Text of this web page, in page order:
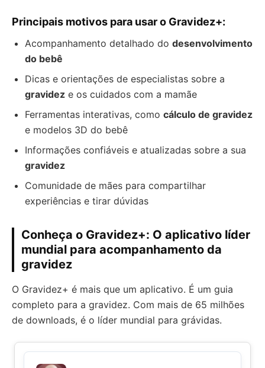
Principais motivos para usar o Gravidez+:
Acompanhamento detalhado do desenvolvimento
do bebê
Dicas e orientações de especialistas sobre a
gravidez e os cuidados com a mamãe
Ferramentas interativas, como cálculo de gravidez
e modelos 3D do bebê
Informações confiáveis e atualizadas sobre a sua
gravidez
Comunidade de mães para compartilhar
experiências e tirar dúvidas
Conheça o Gravidez+: O aplicativo líder
mundial para acompanhamento da
gravidez
O Gravidez+ é mais que um aplicativo. É um guia
completo para a gravidez. Com mais de 65 milhões
de downloads, é o líder mundial para grávidas.